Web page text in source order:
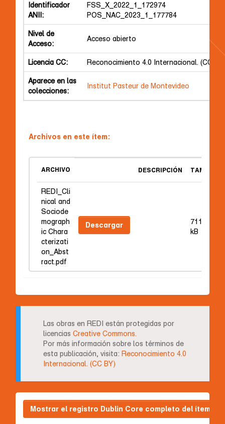
Identificador
ANII:
FSS_X_2022_1_172974
POS_NAC_2023_1_177784
Nivel de
Acceso:
Acceso abierto
Licencia CC: Reconocimiento 4.0 Internacional. (CC
Aparece en las
colecciones:
Institut Pasteur de Montevideo
Archivos en este ítem:
ARCHIVO DESCRIPCIÓN TAMAÑO
REDI_Cli
nical and
Sociode
mograph
ic Chara
cterizati
on_Abst
ract.pdf
Descargar
711.77
kB
Las obras en REDI están protegidas por
licencias Creative Commons.
Por más información sobre los términos de
esta publicación, visita: Reconocimiento 4.0
Internacional. (CC BY)
Mostrar el registro Dublin Core completo del ítem